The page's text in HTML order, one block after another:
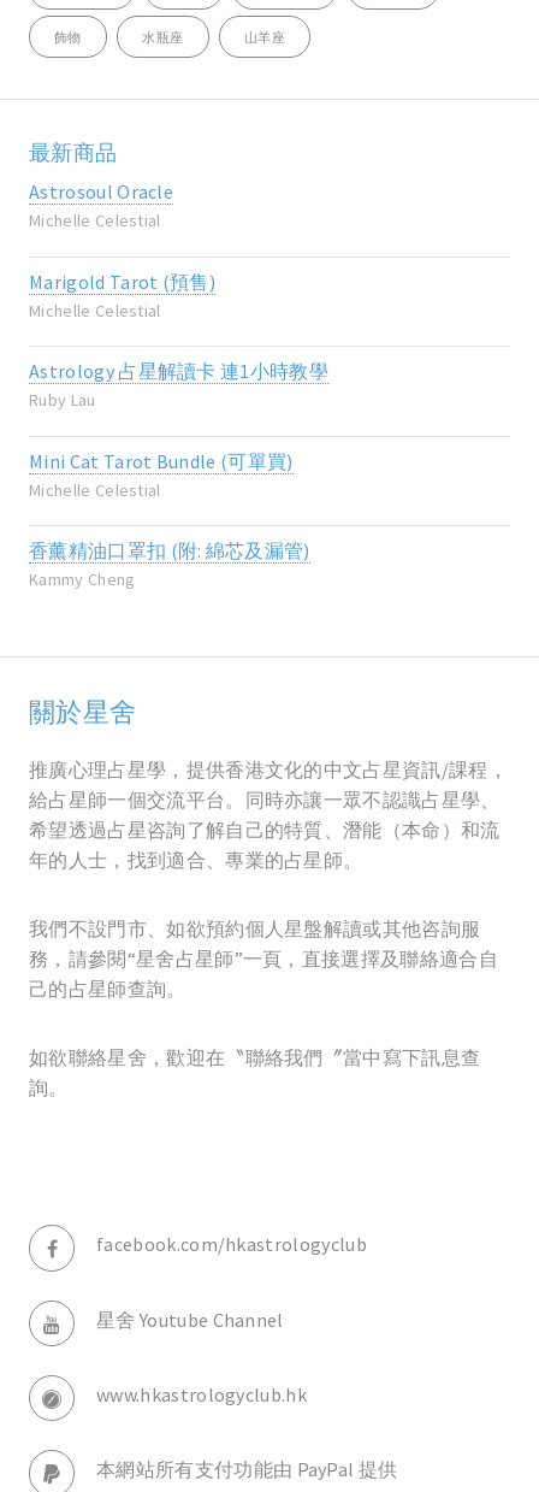
飾物 水瓶座 山羊座
最新商品
Astrosoul Oracle
Michelle Celestial
Marigold Tarot (預售)
Michelle Celestial
Astrology 占星解讀卡 連1小時教學
Ruby Lau
Mini Cat Tarot Bundle (可單買)
Michelle Celestial
香薰精油口罩扣 (附: 綿芯及漏管)
Kammy Cheng
關於星舍
推廣心理占星學，提供香港文化的中文占星資訊/課程，
給占星師一個交流平台。同時亦讓一眾不認識占星學、
希望透過占星咨詢了解自己的特質、潛能（本命）和流
年的人士，找到適合、專業的占星師。
我們不設門市、如欲預約個人星盤解讀或其他咨詢服
務，請參閱“星舍占星師”一頁，直接選擇及聯絡適合自
己的占星師查詢。
如欲聯絡星舍，歡迎在〝聯絡我們〞當中寫下訊息查
詢。
facebook.com/hkastrologyclub
星舍 Youtube Channel
www.hkastrologyclub.hk
本網站所有支付功能由 PayPal 提供